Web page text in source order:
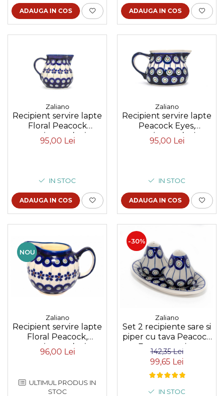
ADAUGA IN COS ADAUGA IN COS
Zaliano
Recipient servire lapte
Floral Peacock
ceramica smaltuita,
pictat manual, 170 ml
95,00 Lei
IN STOC
ADAUGA IN COS
Zaliano
Recipient servire lapte
Peacock Eyes,
ceramica smaltuita,
pictat manual, 400 ml
95,00 Lei
IN STOC
ADAUGA IN COS
NOU
Zaliano
Recipient servire lapte
Floral Peacock,
ceramica smaltuita,
pictat manual, 250 ml
96,00 Lei
ULTIMUL PRODUS IN
STOC
-30%
Zaliano
Set 2 recipiente sare si
piper cu tava Peacock
Eyes, ceramica
smaltuita, pictata
manual, 6,4/18,4 x 10,4
cm
142,35 Lei
99,65 Lei
IN STOC